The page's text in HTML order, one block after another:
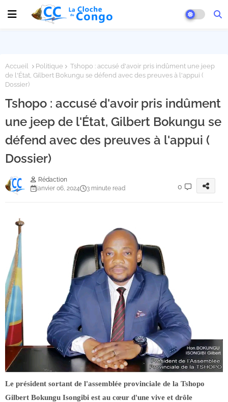
Accueil Politique
Tshopo : accusé d'avoir pris indûment une jeep
de l'État, Gilbert Bokungu se défend avec des preuves à l'appui (
Dossier)
Tshopo : accusé d'avoir pris indûment
une jeep de l'État, Gilbert Bokungu se
défend avec des preuves à l'appui (
Dossier)
Rédaction
janvier 06, 2024
3 minute read 0
Le président sortant de l'assemblée provinciale de la Tshopo
Gilbert Bokungu Isongibi est au cœur d'une vive et drôle